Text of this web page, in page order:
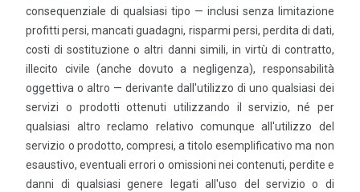
consequenziale di qualsiasi tipo — inclusi senza limitazione
profitti persi, mancati guadagni, risparmi persi, perdita di dati,
costi di sostituzione o altri danni simili, in virtù di contratto,
illecito civile (anche dovuto a negligenza), responsabilità
oggettiva o altro — derivante dall'utilizzo di uno qualsiasi dei
servizi o prodotti ottenuti utilizzando il servizio, né per
qualsiasi altro reclamo relativo comunque all'utilizzo del
servizio o prodotto, compresi, a titolo esemplificativo ma non
esaustivo, eventuali errori o omissioni nei contenuti, perdite e
danni di qualsiasi genere legati all'uso del servizio o di